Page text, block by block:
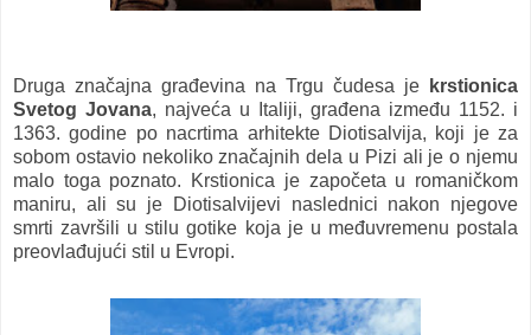
Druga značajna građevina na Trgu čudesa je
krstionica
Svetog Jovana, najveća u Italiji, građena između 1152. i
1363. godine po nacrtima arhitekte Diotisalvija, koji je za
sobom ostavio nekoliko značajnih dela u Pizi ali je o njemu
malo toga poznato. Krstionica je započeta u romaničkom
maniru, ali su je Diotisalvijevi naslednici nakon njegove
smrti završili u stilu gotike koja je u međuvremenu postala
preovlađujući stil u Evropi.